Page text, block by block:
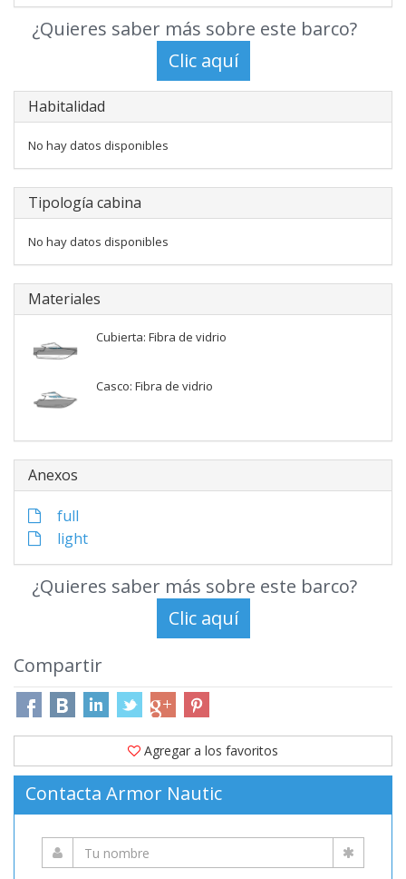
¿Quieres saber más sobre este barco?
Habitalidad
No hay datos disponibles
Tipología cabina
No hay datos disponibles
Materiales
Cubierta: Fibra de vidrio
Casco: Fibra de vidrio
Anexos
full
light
¿Quieres saber más sobre este barco?
Compartir
Agregar a los favoritos
Contacta Armor Nautic